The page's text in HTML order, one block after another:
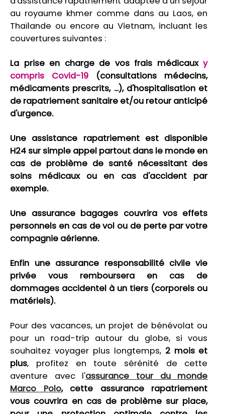
au royaume khmer comme dans au Laos, en
Thaïlande ou encore au Vietnam, incluant les
couvertures suivantes :
La prise en charge de vos frais médicauxy
compris Covid-19 (consultations médecins,
médicaments prescrits, ...), d'hospitalisation et
de rapatriement sanitaire et/ou retour anticipé
d'urgence.
Une assistance rapatriement est disponible
H24 sur simple appel partout dans le monde en
cas de problème de santé nécessitant des
soins médicaux ou en cas d'accident par
exemple.
Une assurance bagages couvrira vos effets
personnels en cas de vol ou de perte par votre
compagnie aérienne.
Enfin une assurance responsabilité civile vie
privée vous remboursera en cas de
dommages accidentel à un tiers (corporels ou
matériels).
Pour des vacances, un projet de bénévolat ou
pour un road-trip autour du globe, si vous
souhaitez voyager plus longtemps, 2 mois et
plus, profitez en toute sérénité de cette
aventure avec l'assurance tour du monde
Marco Polo, cette assurance rapatriement
vous couvrira en cas de problème sur place,